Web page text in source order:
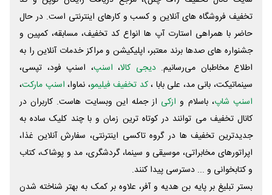
تخفیف فروشگاه های آنلاین و کسب و‌ کارهای اینترنتی است. در حال
حاضر با همراهی استارت آپ ها انواع کد تخفیف، مسابقه، کمپین و
جشنواره های صدها برند معتبر، اپلیکیشن و مراکز خدمات آنلاین را به
اطلاع مخاطبان می‌رسانیم. دیجی کالا، اسنپ، اسنپ فود، تپسی،
سینماتیکت، بانی مد، علی‌ بابا ،کد تخفیف فیلیمو، نماوا، اسنپ مارکت،
اسنپ شاپ، باسلام و ازکی از جمله این وبسایت ‌هاست. کاربران در
کانال تخفیف می توانند در کوتاه ترین زمان و با چند کلیک ساده به
جدیدترین تخفیف ها در گروه تاکسی اینترنتی، سفارش آنلاین غذا،
اپراتورهای مخابراتی، موسیقی و سینما، گردشگری، مد و پوشاک، کتاب
و کتابخوانی و ... دسترسی پیدا کنند.
بستر تبلیغ بر پایه بن هدیه و آفر، علاوه بر کمک به بهتر شناخته شدن